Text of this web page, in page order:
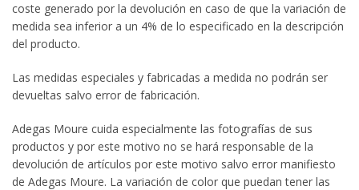
coste generado por la devolución en caso de que la variación de
medida sea inferior a un 4% de lo especificado en la descripción
del producto.
Las medidas especiales y fabricadas a medida no podrán ser
devueltas salvo error de fabricación.
Adegas Moure cuida especialmente las fotografías de sus
productos y por este motivo no se hará responsable de la
devolución de artículos por este motivo salvo error manifiesto
de Adegas Moure. La variación de color que puedan tener las